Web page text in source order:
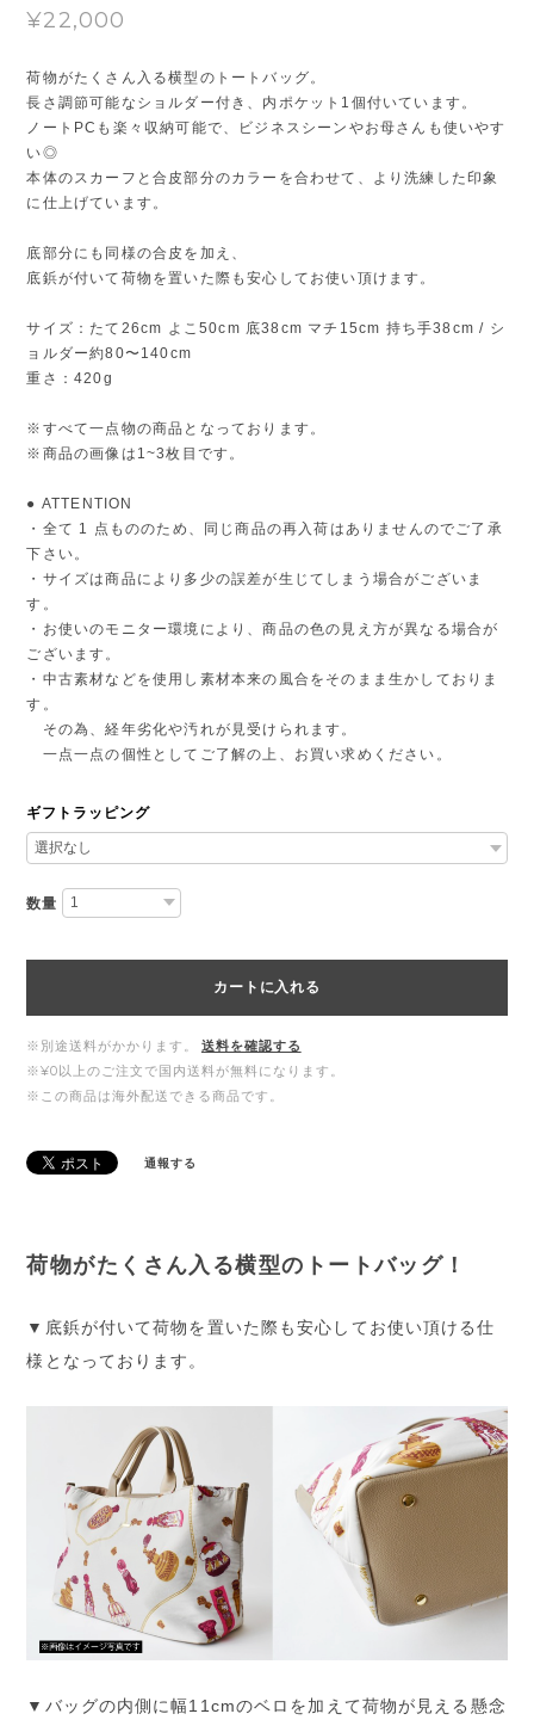
¥22,000
荷物がたくさん入る横型のトートバッグ。
長さ調節可能なショルダー付き、内ポケット1個付いています。
ノートPCも楽々収納可能で、ビジネスシーンやお母さんも使いやす
い◎
本体のスカーフと合皮部分のカラーを合わせて、より洗練した印象
に仕上げています。
底部分にも同様の合皮を加え、
底鋲が付いて荷物を置いた際も安心してお使い頂けます。
サイズ：たて26cm よこ50cm 底38cm マチ15cm 持ち手38cm / シ
ョルダー約80〜140cm
重さ：420g
※すべて一点物の商品となっております。
※商品の画像は1~3枚目です。
● ATTENTION
・全て 1 点もののため、同じ商品の再入荷はありませんのでご了承
下さい。
・サイズは商品により多少の誤差が生じてしまう場合がございま
す。
・お使いのモニター環境により、商品の色の見え方が異なる場合が
ございます。
・中古素材などを使用し素材本来の風合をそのまま生かしておりま
す。
その為、経年劣化や汚れが見受けられます。
一点一点の個性としてご了解の上、お買い求めください。
ギフトラッピング
数量
カートに入れる
※別途送料がかかります。
送料を確認する
※¥0以上のご注文で国内送料が無料になります。
※この商品は海外配送できる商品です。
通報する
荷物がたくさん入る横型のトートバッグ！
▼底鋲が付いて荷物を置いた際も安心してお使い頂ける仕
様となっております。
▼バッグの内側に幅11cmのベロを加えて荷物が見える懸念